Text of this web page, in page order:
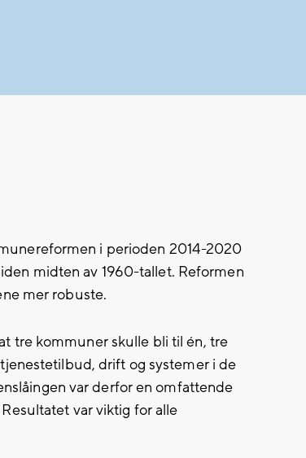
i perioden 2014-2020
midten av 1960-tallet. Reformen
mer robuste.
tre kommuner skulle bli til én, tre
drift og systemer i de
var derfor en omfattende
var viktig for alle